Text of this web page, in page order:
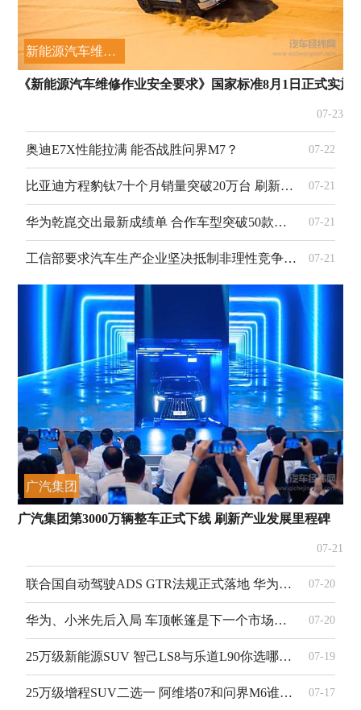
新能源汽车维修作业安全要求
《新能源汽车维修作业安全要求》国家标准8月1日正式实施
07-23
奥迪E7X性能拉满 能否战胜问界M7？ 07-22
比亚迪方程豹钛7十个月销量突破20万台 刷新行业纪录！ 07-21
华为乾崑交出最新成绩单 合作车型突破50款智驾规模化落地提速 07-21
工信部要求汽车生产企业坚决抵制非理性竞争 规范行业发展秩序 07-21
广汽集团
广汽集团第3000万辆整车正式下线 刷新产业发展里程碑
07-21
联合国自动驾驶ADS GTR法规正式落地 华为引望深度参与贡献中国力量 07-20
华为、小米先后入局 车顶帐篷是下一个市场吗？ 07-20
25万级新能源SUV 智己LS8与乐道L90你选哪一个？ 07-19
25万级增程SUV二选一 阿维塔07和问界M6谁更强？ 07-17